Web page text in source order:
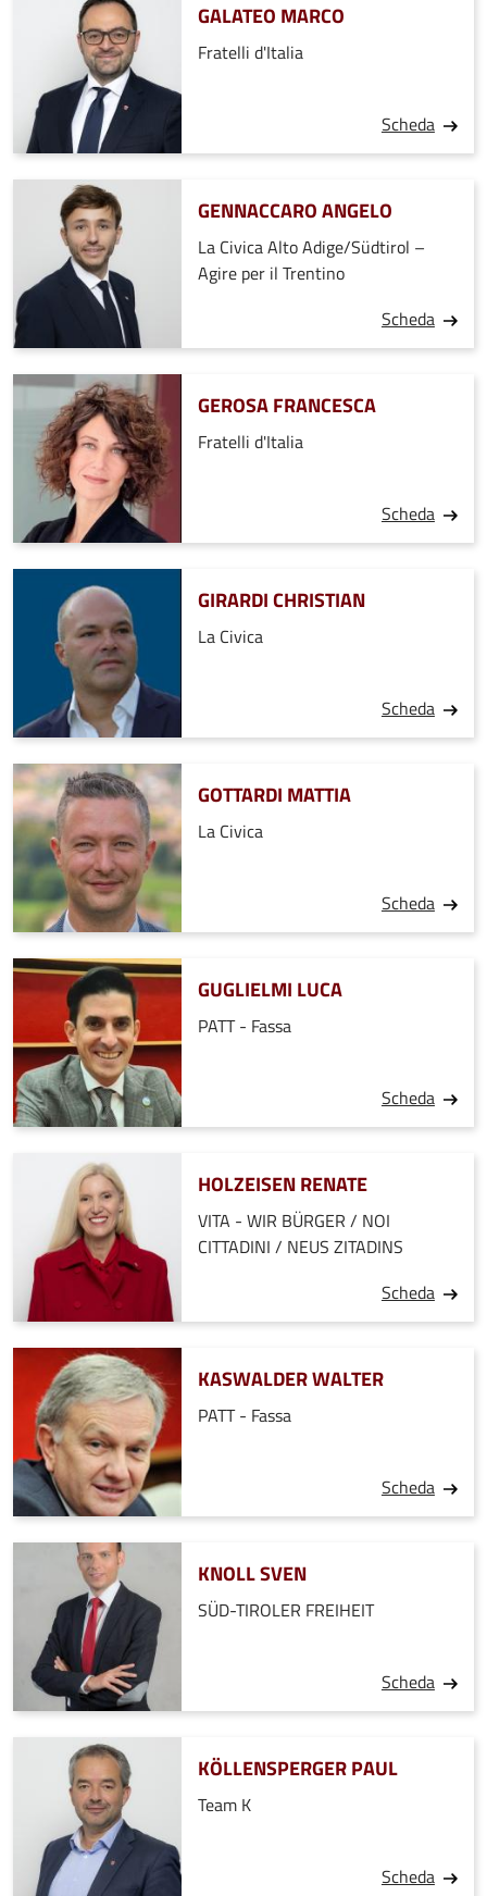
GALATEO MARCO
Fratelli d'Italia
Scheda
GENNACCARO ANGELO
La Civica Alto Adige/Südtirol –
Agire per il Trentino
Scheda
GEROSA FRANCESCA
Fratelli d'Italia
Scheda
GIRARDI CHRISTIAN
La Civica
Scheda
GOTTARDI MATTIA
La Civica
Scheda
GUGLIELMI LUCA
PATT - Fassa
Scheda
HOLZEISEN RENATE
VITA - WIR BÜRGER / NOI
CITTADINI / NEUS ZITADINS
Scheda
KASWALDER WALTER
PATT - Fassa
Scheda
KNOLL SVEN
SÜD-TIROLER FREIHEIT
Scheda
KÖLLENSPERGER PAUL
Team K
Scheda